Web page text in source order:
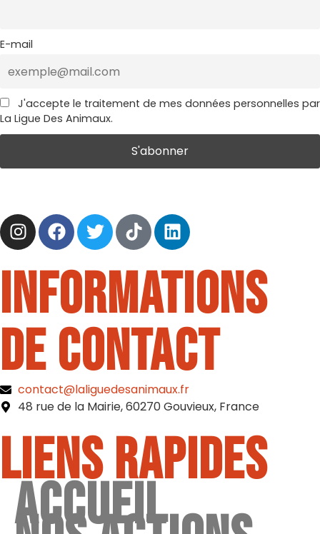
E-mail
J'accepte le traitement de mes données personnelles par
La Ligue Des Animaux.
Informations
de contact
contact@laliguedesanimaux.fr
48 rue de la Mairie, 60270 Gouvieux, France
Liens rapides
Accueil